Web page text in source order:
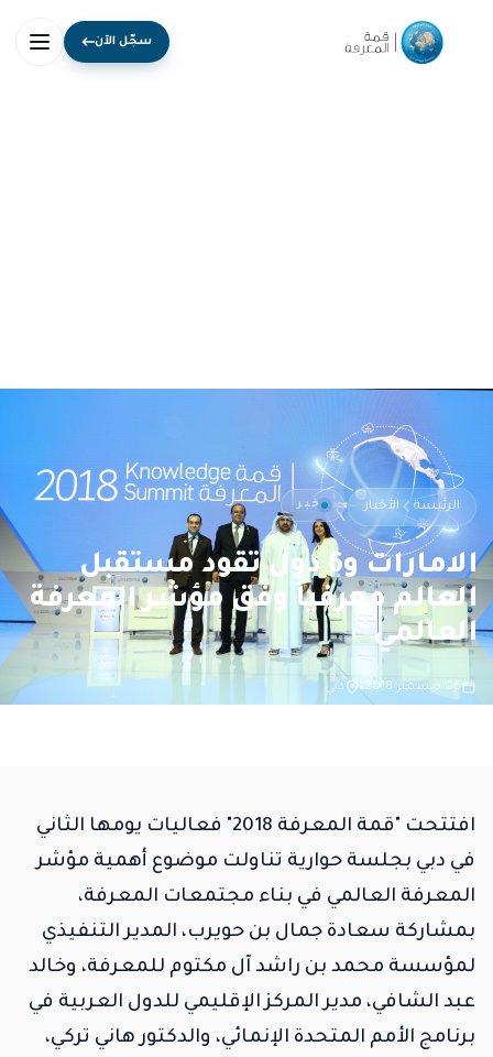
سجّل الآن
الرئيسة الأخبار خبر
الامارات و6 دول تقود مستقبل
العالم معرفياً وفق مؤشر المعرفة
العالمي
06 ديسمبر 2018 دبي
افتتحت "قمة المعرفة 2018" فعاليات يومها الثاني
في دبي بجلسة حوارية تناولت موضوع أهمية مؤشر
المعرفة العالمي في بناء مجتمعات المعرفة،
بمشاركة سعادة جمال بن حويرب، المدير التنفيذي
لمؤسسة محمد بن راشد آل مكتوم للمعرفة، وخالد
عبد الشافي، مدير المركز الإقليمي للدول العربية في
برنامج الأمم المتحدة الإنمائي، والدكتور هاني تركي،